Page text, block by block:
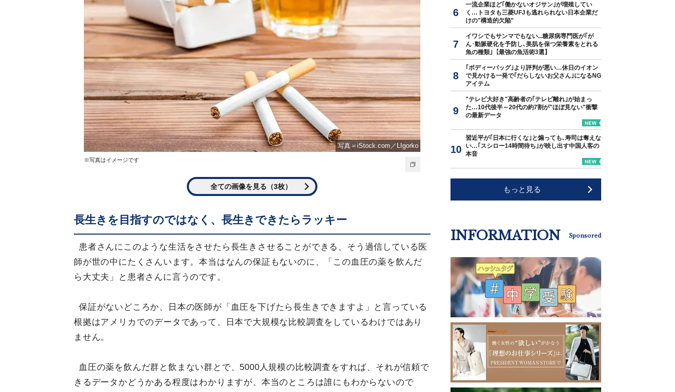
写真＝iStock.com／LIgorko
※写真はイメージです
全ての画像を見る（3枚）
長生きを目指すのではなく、長生きできたらラッキー
患者さんにこのような生活をさせたら長生きさせることができる、そう過信している医
師が世の中にたくさんいます。本当はなんの保証もないのに、「この血圧の薬を飲んだ
ら大丈夫」と患者さんに言うのです。
保証がないどころか、日本の医師が「血圧を下げたら長生きできますよ」と言っている
根拠はアメリカでのデータであって、日本で大規模な比較調査をしているわけではあり
ません。
血圧の薬を飲んだ群と飲まない群とで、5000人規模の比較調査をすれば、それが信頼で
きるデータかどうかある程度はわかりますが、本当のところは誰にもわからないので
一流企業ほど｢働かないオジサン｣が増殖してい
く…トヨタも三菱UFJも逃れられない日本企業だ
けの"構造的欠陥"
イワシでもサンマでもない...糖尿病専門医が｢が
ん･動脈硬化を予防し､美肌を保つ栄養素をとれる
魚の種類｣【最強の魚活術3選】
｢ボディーバッグ｣より評判が悪い…休日のイオン
で見かける一発で｢だらしないお父さん｣になるNG
アイテム
"テレビ大好き"高齢者の｢テレビ離れ｣が始まっ
た…10代後半～20代の約7割が"ほぼ見ない"衝撃
の最新データ
習近平が｢日本に行くな｣と煽っても､寿司は奪えな
い…｢スシロー14時間待ち｣が映し出す中国人客の
本音
もっと見る
INFORMATION Sponsored